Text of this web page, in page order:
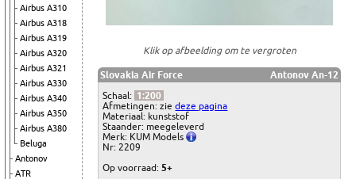
Airbus A310
Airbus A318
Airbus A319
Airbus A320
Airbus A321
Airbus A330
Airbus A340
Airbus A350
Airbus A380
Beluga
Antonov
ATR
Klik op afbeelding om te vergroten
Slovakia Air Force
Antonov An-12
Schaal: 1:200
Afmetingen: ziedeze pagina
Materiaal: kunststof
Staander: meegeleverd
Merk: KUM Models
Nr: 2209
Op voorraad:5+